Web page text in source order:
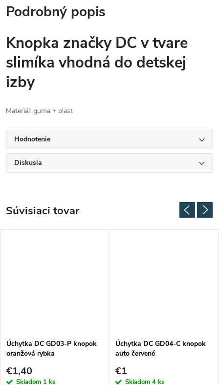
Podrobný popis
Knopka značky DC v tvare
slimíka vhodná do detskej
izby
Materiál: guma + plast
Hodnotenie
Diskusia
Súvisiaci tovar
Úchytka DC GD03-P knopok
oranžová rybka
€1,40
Skladom 1 ks
Úchytka DC GD04-C knopok
auto červené
€1
Skladom 4 ks